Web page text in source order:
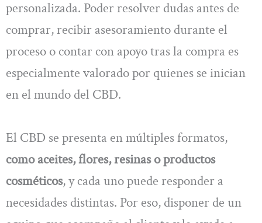
personalizada. Poder resolver dudas antes de
comprar, recibir asesoramiento durante el
proceso o contar con apoyo tras la compra es
especialmente valorado por quienes se inician
en el mundo del CBD.
El CBD se presenta en múltiples formatos,
como aceites, flores, resinas o productos
cosméticos, y cada uno puede responder a
necesidades distintas. Por eso, disponer de un